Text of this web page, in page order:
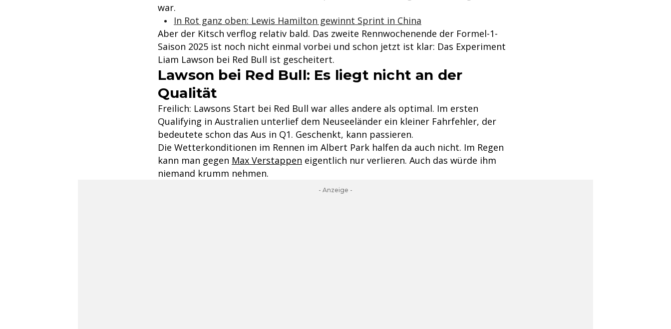
war.
In Rot ganz oben: Lewis Hamilton gewinnt Sprint in China
Aber der Kitsch verflog relativ bald. Das zweite Rennwochenende der Formel-1-
Saison 2025 ist noch nicht einmal vorbei und schon jetzt ist klar: Das Experiment
Liam Lawson bei Red Bull ist gescheitert.
Lawson bei Red Bull: Es liegt nicht an der
Qualität
Freilich: Lawsons Start bei Red Bull war alles andere als optimal. Im ersten
Qualifying in Australien unterlief dem Neuseeländer ein kleiner Fahrfehler, der
bedeutete schon das Aus in Q1. Geschenkt, kann passieren.
Die Wetterkonditionen im Rennen im Albert Park halfen da auch nicht. Im Regen
kann man gegen Max Verstappen eigentlich nur verlieren. Auch das würde ihm
niemand krumm nehmen.
- Anzeige -